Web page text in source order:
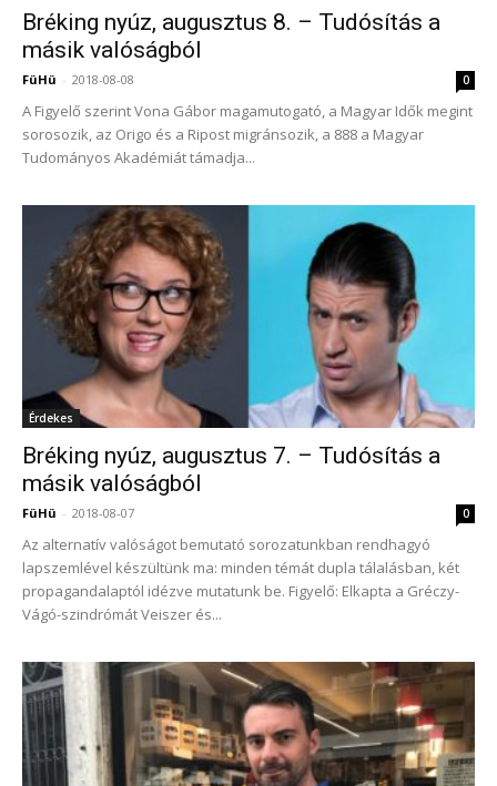
Bréking nyúz, augusztus 8. – Tudósítás a
másik valóságból
FüHü - 2018-08-08 0
A Figyelő szerint Vona Gábor magamutogató, a Magyar Idők megint
sorosozik, az Origo és a Ripost migránsozik, a 888 a Magyar
Tudományos Akadémiát támadja...
Érdekes
Bréking nyúz, augusztus 7. – Tudósítás a
másik valóságból
FüHü - 2018-08-07 0
Az alternatív valóságot bemutató sorozatunkban rendhagyó
lapszemlével készültünk ma: minden témát dupla tálalásban, két
propagandalaptól idézve mutatunk be. Figyelő: Elkapta a Gréczy-
Vágó-szindrómát Veiszer és...